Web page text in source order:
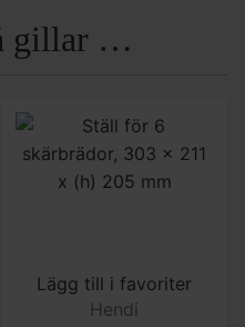
gillar …
Lägg till i favoriter
Hendi